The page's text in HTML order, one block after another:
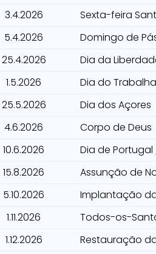
3.4.2026
Sexta-feira
5.4.2026
Domingo de
25.4.2026
Dia da
1.5.2026
Dia do
25.5.2026
Dia dos Açores
4.6.2026
Corpo de Deus
10.6.2026
Dia de
15.8.2026
Assunção de
5.10.2026
Implantação
1.11.2026
Todos-os-
1.12.2026
Restauração